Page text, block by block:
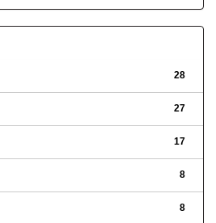
28
27
17
8
8